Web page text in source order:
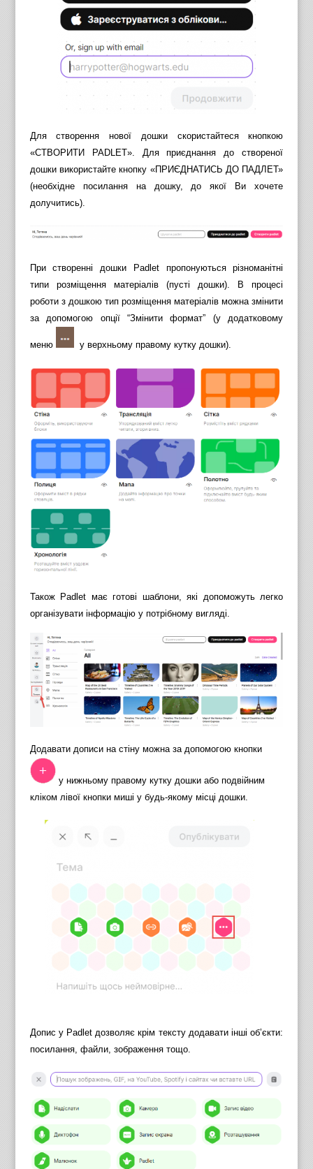
Для створення нової дошки скористайтеся кнопкою
«СТВОРИТИ PADLET». Для приєднання до створеної
дошки використайте кнопку «ПРИЄДНАТИСЬ ДО ПАДЛЕТ»
(необхідне посилання на дошку, до якої Ви хочете
долучитись).
При створенні дошки Padlet пропонуються різноманітні
типи розміщення матеріалів (пусті дошки). В процесі
роботи з дошкою тип розміщення матеріалів можна змінити
за допомогою опції “Змінити формат” (у додатковому
меню у верхньому правому кутку дошки).
Також Padlet має готові шаблони, які допоможуть легко
організувати інформацію у потрібному вигляді.
Додавати дописи на стіну можна за допомогою кнопки
у нижньому правому кутку дошки або подвійним
кліком лівої кнопки миші у будь-якому місці дошки.
Допис у Padlet дозволяє крім тексту додавати інші об’єкти:
посилання, файли, зображення тощо.